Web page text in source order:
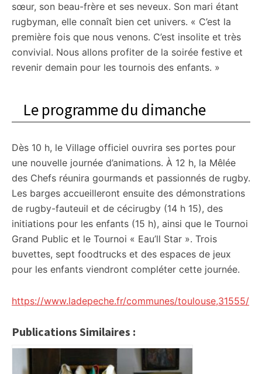
sœur, son beau-frère et ses neveux. Son mari étant
rugbyman, elle connaît bien cet univers. « C’est la
première fois que nous venons. C’est insolite et très
convivial. Nous allons profiter de la soirée festive et
revenir demain pour les tournois des enfants. »
Le programme du dimanche
Dès 10 h, le Village officiel ouvrira ses portes pour
une nouvelle journée d’animations. À 12 h, la Mêlée
des Chefs réunira gourmands et passionnés de rugby.
Les barges accueilleront ensuite des démonstrations
de rugby-fauteuil et de cécirugby (14 h 15), des
initiations pour les enfants (15 h), ainsi que le Tournoi
Grand Public et le Tournoi « Eau’ll Star ». Trois
buvettes, sept foodtrucks et des espaces de jeux
pour les enfants viendront compléter cette journée.
https://www.ladepeche.fr/communes/toulouse,31555/
Publications Similaires :